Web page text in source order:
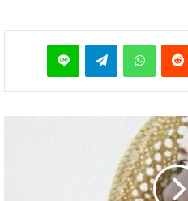
‫رددیت واتس آپ تلگرام لاین